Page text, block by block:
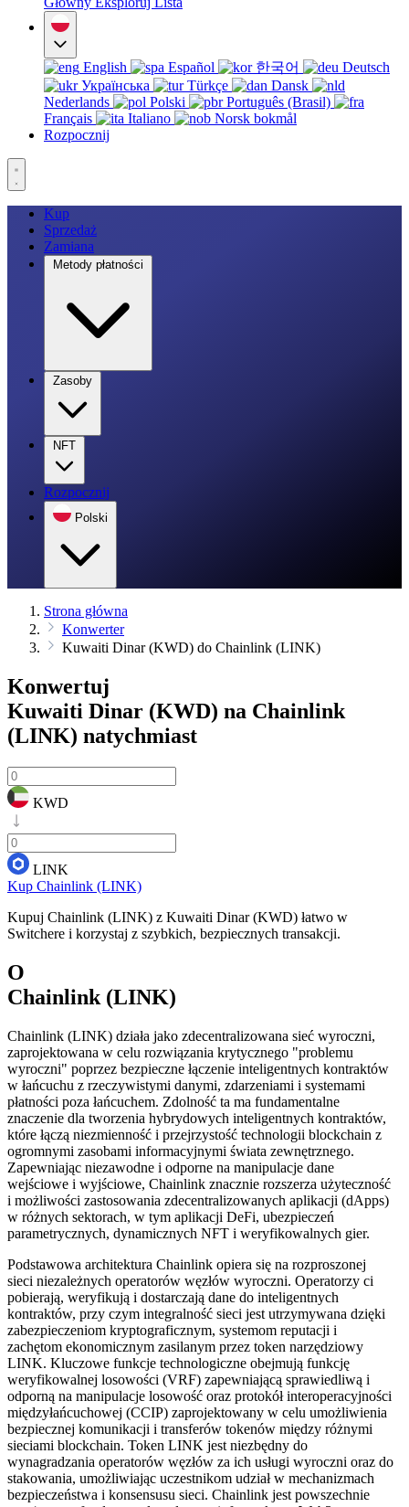
English Español 한국어
Deutsch
Українська
Türkçe
Dansk
Nederlands
Polski
Português (Brasil)
Français
Italiano
Norsk bokmål
Rozpocznij
Kup
Sprzedaż
Zamiana
Metody płatności
Zasoby
NFT
Rozpocznij
Polski
Strona główna
Konwerter
Kuwaiti Dinar (KWD) do Chainlink (LINK)
Konwertuj
Kuwaiti Dinar (KWD) na Chainlink
(LINK) natychmiast
KWD
LINK
Kup Chainlink (LINK)
Kupuj Chainlink (LINK) z Kuwaiti Dinar (KWD) łatwo w
Switchere i korzystaj z szybkich, bezpiecznych transakcji.
O
Chainlink (LINK)
Chainlink (LINK) działa jako zdecentralizowana sieć wyroczni,
zaprojektowana w celu rozwiązania krytycznego "problemu
wyroczni" poprzez bezpieczne łączenie inteligentnych kontraktów
w łańcuchu z rzeczywistymi danymi, zdarzeniami i systemami
płatności poza łańcuchem. Zdolność ta ma fundamentalne
znaczenie dla tworzenia hybrydowych inteligentnych kontraktów,
które łączą niezmienność i przejrzystość technologii blockchain z
ogromnymi zasobami informacyjnymi świata zewnętrznego.
Zapewniając niezawodne i odporne na manipulacje dane
wejściowe i wyjściowe, Chainlink znacznie rozszerza użyteczność
i możliwości zastosowania zdecentralizowanych aplikacji (dApps)
w różnych sektorach, w tym aplikacji DeFi, ubezpieczeń
parametrycznych, dynamicznych NFT i weryfikowalnych gier.
Podstawowa architektura Chainlink opiera się na rozproszonej
sieci niezależnych operatorów węzłów wyroczni. Operatorzy ci
pobierają, weryfikują i dostarczają dane do inteligentnych
kontraktów, przy czym integralność sieci jest utrzymywana dzięki
zabezpieczeniom kryptograficznym, systemom reputacji i
zachętom ekonomicznym zasilanym przez token narzędziowy
LINK. Kluczowe funkcje technologiczne obejmują funkcję
weryfikowalnej losowości (VRF) zapewniającą sprawiedliwą i
odporną na manipulacje losowość oraz protokół interoperacyjności
międzyłańcuchowej (CCIP) zaprojektowany w celu umożliwienia
bezpiecznej komunikacji i transferów tokenów między różnymi
sieciami blockchain. Token LINK jest niezbędny do
wynagradzania operatorów węzłów za ich usługi wyroczni oraz do
stakowania, umożliwiając uczestnikom udział w mechanizmach
bezpieczeństwa i konsensusu sieci. Chainlink jest powszechnie